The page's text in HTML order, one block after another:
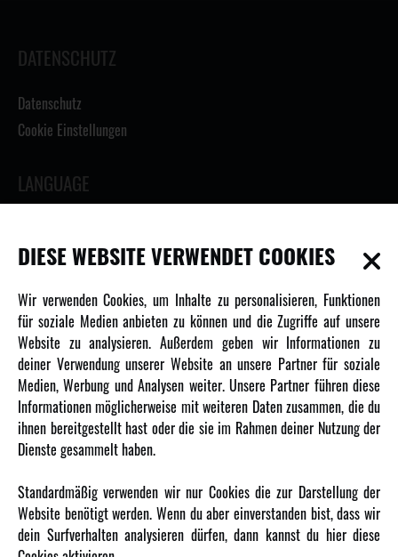
DATENSCHUTZ
Datenschutz
Cookie Einstellungen
LANGUAGE
INFORMATIONEN
Newsletter
Über uns
Karriere
Amewi Kataloge
AMXRacing - Qualitäts RC-Zubehör
Amewi Construction - Nutzfahrzeuge
DIESE WEBSITE VERWENDET COOKIES
Wir verwenden Cookies, um Inhalte zu personalisieren, Funktionen
für soziale Medien anbieten zu können und die Zugriffe auf unsere
Website zu analysieren. Außerdem geben wir Informationen zu
deiner Verwendung unserer Website an unsere Partner für soziale
Medien, Werbung und Analysen weiter. Unsere Partner führen diese
Informationen möglicherweise mit weiteren Daten zusammen, die du
ihnen bereitgestellt hast oder die sie im Rahmen deiner Nutzung der
Dienste gesammelt haben.
Standardmäßig verwenden wir nur Cookies die zur Darstellung der
Website benötigt werden. Wenn du aber einverstanden bist, dass wir
dein Surfverhalten analysieren dürfen, dann kannst du hier diese